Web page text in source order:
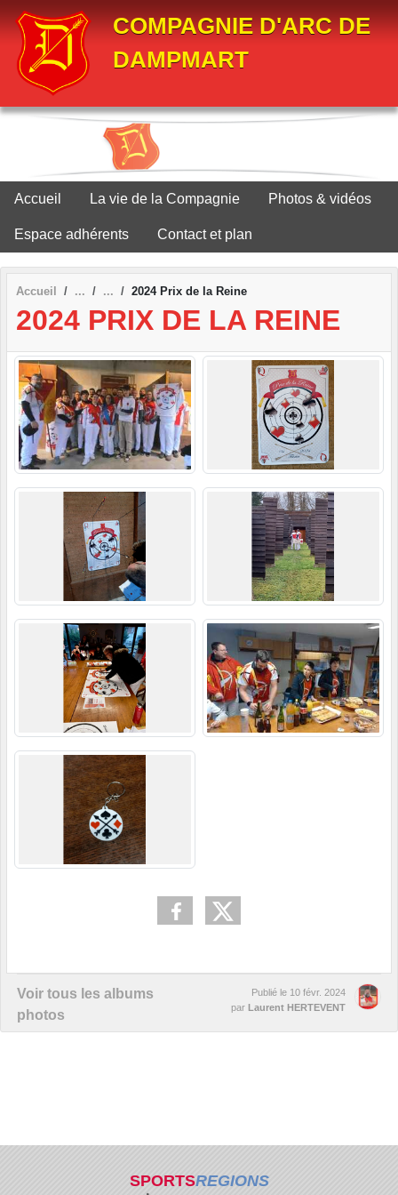
COMPAGNIE D'ARC DE
DAMPMART
Accueil La vie de la Compagnie Photos & vidéos
Espace adhérents Contact et plan
Accueil 2024 Prix de la Reine
2024 PRIX DE LA REINE
Voir tous les albums
photos
Publié le 10 févr. 2024
par Laurent HERTEVENT
SPORTSREGIONS
Panneau de gestion des cookies